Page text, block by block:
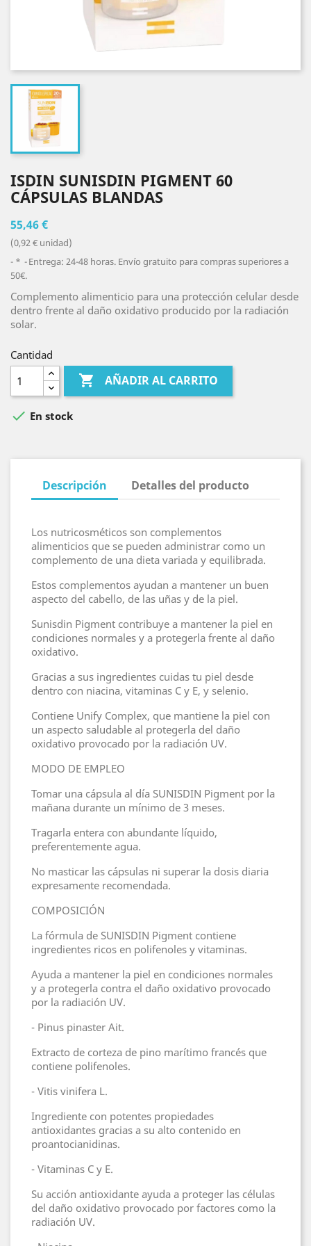
ISDIN SUNISDIN PIGMENT 60
CÁPSULAS BLANDAS
55,46 €
(0,92 € unidad)
*
Entrega: 24-48 horas. Envío gratuito para compras superiores a
50€.
Complemento alimenticio para una protección celular desde
dentro frente al daño oxidativo producido por la radiación
solar.
Cantidad
 AÑADIR AL CARRITO
 En stock
Descripción Detalles del producto
Los nutricosméticos son complementos
alimenticios que se pueden administrar como un
complemento de una dieta variada y equilibrada.
Estos complementos ayudan a mantener un buen
aspecto del cabello, de las uñas y de la piel.
Sunisdin Pigment contribuye a mantener la piel en
condiciones normales y a protegerla frente al daño
oxidativo.
Gracias a sus ingredientes cuidas tu piel desde
dentro con niacina, vitaminas C y E, y selenio.
Contiene Unify Complex, que mantiene la piel con
un aspecto saludable al protegerla del daño
oxidativo provocado por la radiación UV.
MODO DE EMPLEO
Tomar una cápsula al día SUNISDIN Pigment por la
mañana durante un mínimo de 3 meses.
Tragarla entera con abundante líquido,
preferentemente agua.
No masticar las cápsulas ni superar la dosis diaria
expresamente recomendada.
COMPOSICIÓN
La fórmula de SUNISDIN Pigment contiene
ingredientes ricos en polifenoles y vitaminas.
Ayuda a mantener la piel en condiciones normales
y a protegerla contra el daño oxidativo provocado
por la radiación UV.
- Pinus pinaster Ait.
Extracto de corteza de pino marítimo francés que
contiene polifenoles.
- Vitis vinifera L.
Ingrediente con potentes propiedades
antioxidantes gracias a su alto contenido en
proantocianidinas.
- Vitaminas C y E.
Su acción antioxidante ayuda a proteger las células
del daño oxidativo provocado por factores como la
radiación UV.